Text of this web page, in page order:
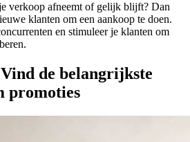
verkoop afneemt of gelijk blijft? Dan
klanten om een aankoop te doen.
en stimuleer je klanten om
Vind de belangrijkste
promoties